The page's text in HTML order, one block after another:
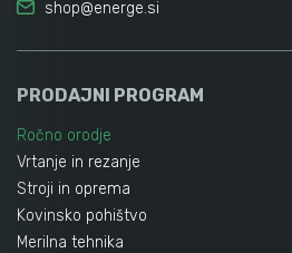
shop@energe.si
PRODAJNI PROGRAM
Ročno orodje
Vrtanje in rezanje
Stroji in oprema
Kovinsko pohištvo
Merilna tehnika